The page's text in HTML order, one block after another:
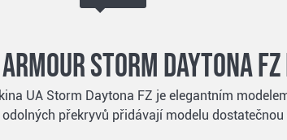
Storm Daytona
UA Storm Daytona FZ je elegantním
odolných překryvů přidávají modelu